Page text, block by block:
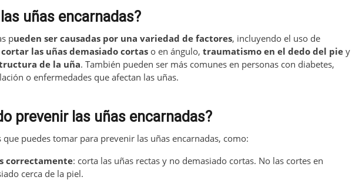
uñas encarnadas?
pueden ser causadas por una variedad de factores, incluyendo el uso de
cortar las uñas demasiado cortas o en ángulo, traumatismo en el dedo del pie y
de la uña. También pueden ser más comunes en personas con diabetes,
o enfermedades que afectan las uñas.
prevenir las uñas encarnadas?
que puedes tomar para prevenir las uñas encarnadas, como:
correctamente: corta las uñas rectas y no demasiado cortas. No las cortes en
cerca de la piel.